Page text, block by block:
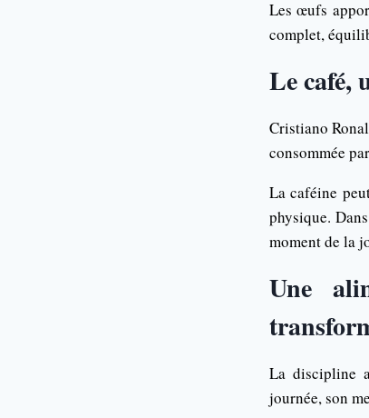
Les œufs
complet,
Le café,
Cristiano
consommée
La caféine
physique.
moment de la
Une
La discipline
journée, son